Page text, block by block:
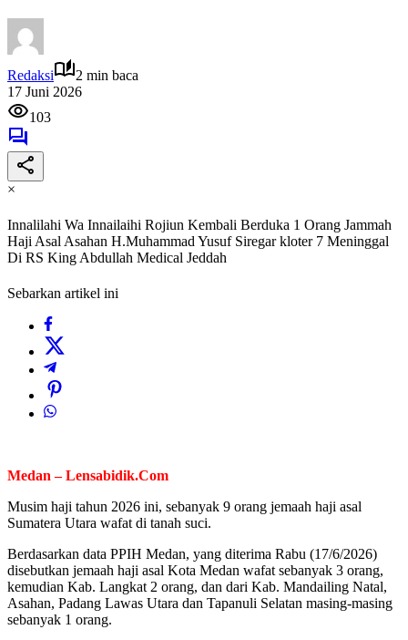
Redaksi
2 min baca
17 Juni 2026
103
×
Innalilahi Wa Innailaihi Rojiun Kembali Berduka 1 Orang Jammah
Haji Asal Asahan H.Muhammad Yusuf Siregar kloter 7 Meninggal
Di RS King Abdullah Medical Jeddah
Sebarkan artikel ini
Medan – Lensabidik.Com
Musim haji tahun 2026 ini, sebanyak 9 orang jemaah haji asal
Sumatera Utara wafat di tanah suci.
Berdasarkan data PPIH Medan, yang diterima Rabu (17/6/2026)
disebutkan jemaah haji asal Kota Medan wafat sebanyak 3 orang,
kemudian Kab. Langkat 2 orang, dan dari Kab. Mandailing Natal,
Asahan, Padang Lawas Utara dan Tapanuli Selatan masing-masing
sebanyak 1 orang.